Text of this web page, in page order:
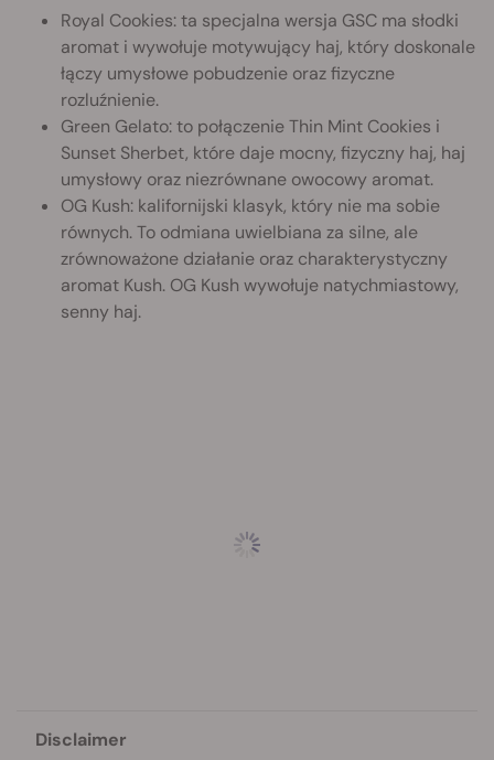
Royal Cookies: ta specjalna wersja GSC ma słodki
aromat i wywołuje motywujący haj, który doskonale
łączy umysłowe pobudzenie oraz fizyczne
rozluźnienie.
Green Gelato: to połączenie Thin Mint Cookies i
Sunset Sherbet, które daje mocny, fizyczny haj, haj
umysłowy oraz niezrównane owocowy aromat.
OG Kush: kalifornijski klasyk, który nie ma sobie
równych. To odmiana uwielbiana za silne, ale
zrównoważone działanie oraz charakterystyczny
aromat Kush. OG Kush wywołuje natychmiastowy,
senny haj.
Disclaimer